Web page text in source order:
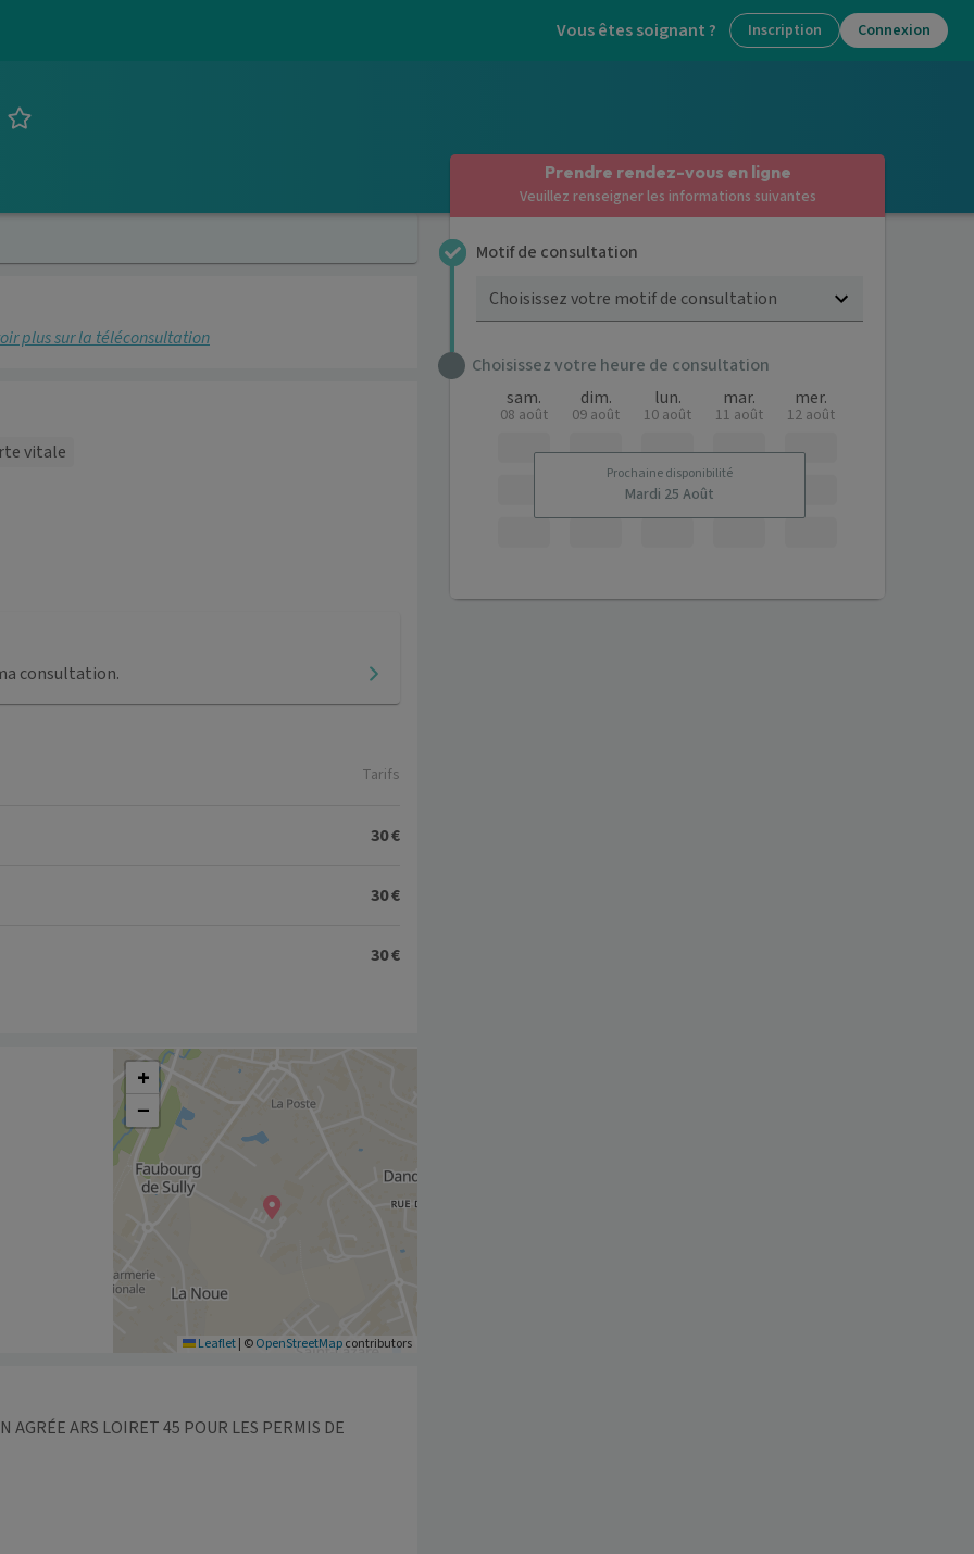
Vous êtes soignant ? Inscription Connexion
plus sur la téléconsultation
vitale
consultation.
Tarifs
30 €
30 €
30 €
+
−
Leaflet| ©OpenStreetMapcontributors
AGRÉE ARS LOIRET 45 POUR LES PERMIS DE
Prendre rendez-vous en ligne
Veuillez renseigner les informations suivantes
Motif de consultation
Choisissez votre motif de consultation
Choisissez votre heure de consultation
Prochaine disponibilité
Mardi 25 Août
sam.
08 août
dim.
09 août
lun.
10 août
mar.
11 août
mer.
12 août